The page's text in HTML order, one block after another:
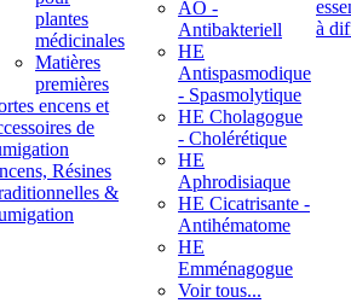
plantes
médicinales
Matières
premières
encens et
de
Résines
&
ÄÖ -
Antibakteriell
HE
Antispasmodique
- Spasmolytique
HE Cholagogue
- Cholérétique
HE
Aphrodisiaque
HE Cicatrisante -
Antihématome
HE
Emménagogue
Voir tous...